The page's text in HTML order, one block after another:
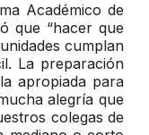
Académico de
que “hacer que
cumplan
La preparación
apropiada para
alegría que
colegas de